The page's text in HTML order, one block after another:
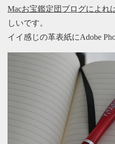
Macお宝鑑定団ブログによれ
しいです。
イイ感じの革表紙にAdobe